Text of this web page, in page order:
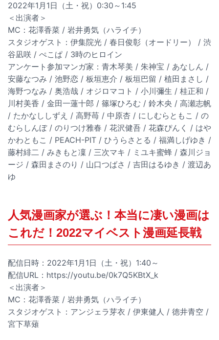
2022年1月1日（土・祝）0:30～1:45
＜出演者＞
MC：花澤香菜 / 岩井勇気（ハライチ）
スタジオゲスト：伊集院光 / 春日俊彰（オードリー） / 渋
谷凪咲 / ぺこぱ / 3時のヒロイン
アンケート参加マンガ家：青木琴美 / 朱神宝 / あなしん /
安藤なつみ / 池野恋 / 板垣恵介 / 板垣巴留 / 植田まさし /
海野つなみ / 奥浩哉 / オジロマコト / 小川彌生 / 桂正和 /
川村美香 / 金田一蓮十郎 / 篠塚ひろむ / 鈴木央 / 高瀬志帆
/ たかなししずえ / 高野苺 / 中原杏 / にしむらともこ / の
むらしんぼ / のりつけ雅春 / 花沢健吾 / 花森ぴんく / はや
かわともこ / PEACH-PIT / ひうらさとる / 福満しげゆき /
藤村緋二 / みきもと凜 / 三次マキ / ミユキ蜜蜂 / 森川ジョ
ージ / 森田まさのり / 山口つばさ / 吉田はるゆき / 渡辺あ
ゆ
人気漫画家が選ぶ！本当に凄い漫画は
これだ！2022マイベスト漫画延長戦
配信日時：2022年1月1日（土・祝）1:40～
配信URL： https://youtu.be/0k7Q5KBtX_k
＜出演者＞
MC：花澤香菜 / 岩井勇気（ハライチ）
スタジオゲスト：アンジェラ芽衣 / 伊東健人 / 徳井青空 /
宮下草薙